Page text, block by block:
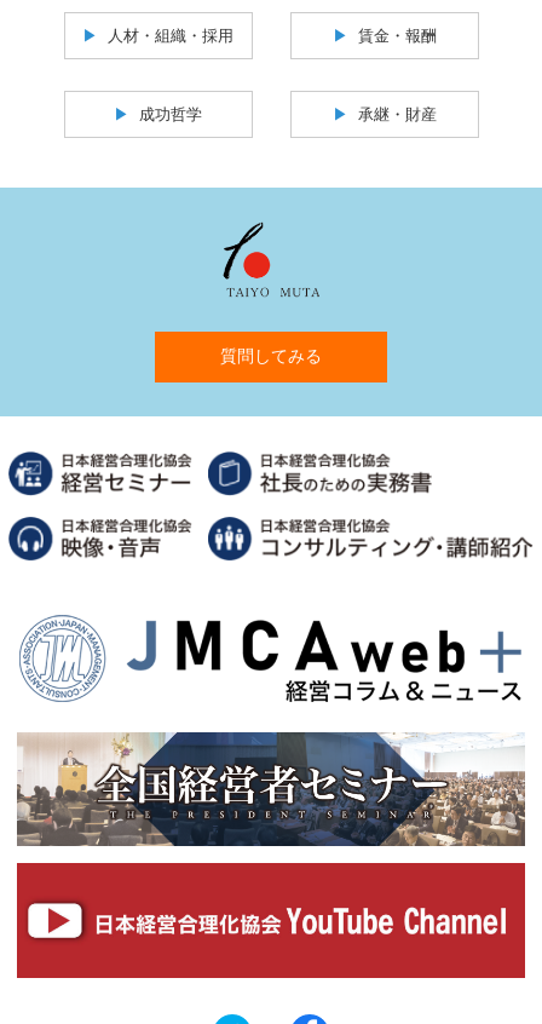
人材・組織・採用 賃金・報酬
成功哲学 承継・財産
質問してみる